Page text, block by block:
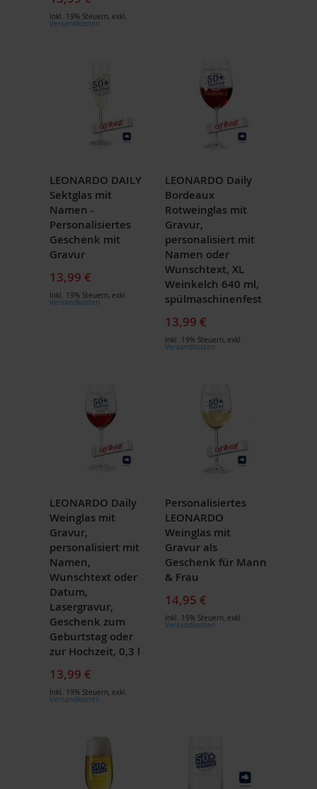
Inkl. 19% Steuern, exkl.
Versandkosten
LEONARDO DAILY
Sektglas mit
Namen -
Personalisiertes
Geschenk mit
Gravur
13,99 €
Inkl. 19% Steuern, exkl.
Versandkosten
LEONARDO Daily
Bordeaux
Rotweinglas mit
Gravur,
personalisiert mit
Namen oder
Wunschtext, XL
Weinkelch 640 ml,
spülmaschinenfest
13,99 €
Inkl. 19% Steuern, exkl.
Versandkosten
LEONARDO Daily
Weinglas mit
Gravur,
personalisiert mit
Namen,
Wunschtext oder
Datum,
Lasergravur,
Geschenk zum
Geburtstag oder
zur Hochzeit, 0,3 l
13,99 €
Inkl. 19% Steuern, exkl.
Versandkosten
Personalisiertes
LEONARDO
Weinglas mit
Gravur als
Geschenk für Mann
& Frau
14,95 €
Inkl. 19% Steuern, exkl.
Versandkosten